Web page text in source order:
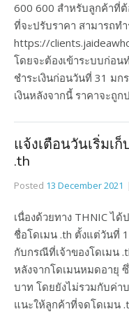
600 600 สำหรับลูกค้าที่
ที่จะปรับราคา สามารถท
https://
โดยจะต้องเข้าระบบก่อน
ชำระเงินก่อนวันที่ 31 มก
เงินหลังจากนี้ ราคาจะถู
แจ้งเตือนวันเริ่มเ
.th
Posted 13 December 2021
เนื่องด้วยทาง THNIC ไ
ชื่อโดเมน .th ตั้งแต่วันที่
กับกรณีที่เจ้าของโดเมน
หลังจากโดเมนหมดอายุ
บาท โดยยังไม่รวมกับค่า
แนะให้ลูกค้าที่จดโดเมน